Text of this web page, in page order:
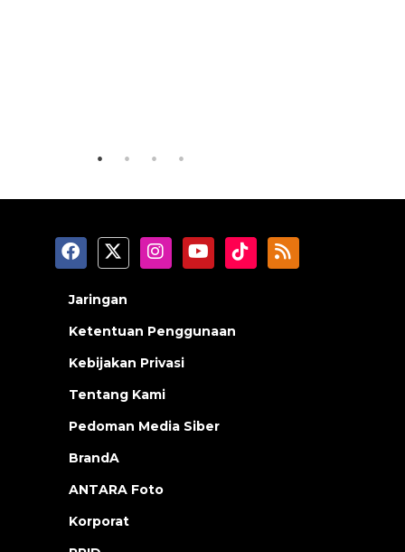
Jaringan
Ketentuan Penggunaan
Kebijakan Privasi
Tentang Kami
Pedoman Media Siber
BrandA
ANTARA Foto
Korporat